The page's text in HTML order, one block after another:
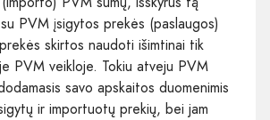
PVM įsigytos prekės (paslaugos)
skirtos naudoti išimtinai tik
PVM veikloje. Tokiu atveju PVM
savo apskaitos duomenimis
ir importuotų prekių, bei jam